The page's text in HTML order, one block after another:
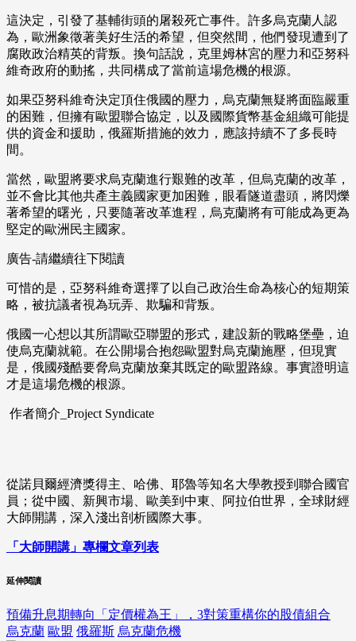
這決定，引發了基輔街頭的屠殺死亡事件。許多烏克蘭人認
為，歐洲象徵著美好生活的希望，但突然間，他們發現遭到了
腐敗政治精英的背叛。換句話說，克里姆林宮的壓力和亞努科
維奇政府的動搖，共同構成了當前這場危機的根源。
如果亞努科維奇決定頂住俄國的壓力，烏克蘭無疑將面臨嚴重
的困難，但擁有歐盟聯合協定，以及國際貨幣基金組織可能提
供的資金和援助，俄羅斯措施的效力，應該持續不了多長時
間。
當然，歐盟將要求烏克蘭進行艱難的改革，但烏克蘭的改革，
並不會比其他共產主義國家更加困難，眼看隧道盡頭，將閃爍
著希望的曙光，只要隨著改革進程，烏克蘭將有可能成為更為
堅定的歐洲民主國家。
廣告-請繼續往下閱讀
可惜的是，亞努科維奇選擇了以自己政治生命為核心的短期策
略，被抗議者視為玩弄、欺騙和背叛。
俄國一心想以其所謂歐亞聯盟的形式，建設新的戰略堡壘，迫
使烏克蘭就範。在公開場合抱怨歐盟對烏克蘭施壓，但現實
是，俄國殘酷要脅烏克蘭放棄其既定的歐盟路線。事實證明這
才是這場危機的根源。
作者簡介_Project Syndicate
從諾貝爾經濟獎得主、哈佛、耶魯等知名大學教授到聯合國官
員；從中國、新興市場、歐美到中東、阿拉伯世界，全球財經
大師開講，深入淺出剖析國際大事。
「大師開講」專欄文章列表
延伸閱讀
預備升息期轉向「定價權為王」，3對策重構你的股債組合
烏克蘭 歐盟 俄羅斯 烏克蘭危機